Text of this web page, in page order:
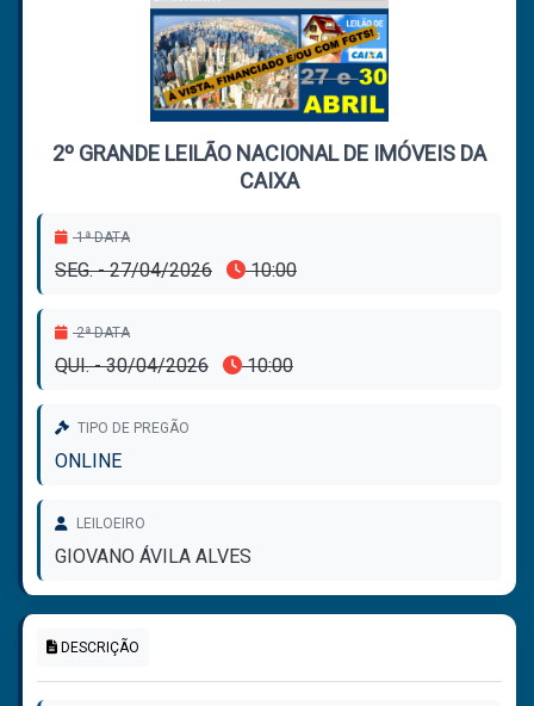
2º GRANDE LEILÃO NACIONAL DE IMÓVEIS DA
CAIXA
1ª DATA
SEG. - 27/04/2026 10:00
2ª DATA
QUI. - 30/04/2026 10:00
TIPO DE PREGÃO
ONLINE
LEILOEIRO
GIOVANO ÁVILA ALVES
DESCRIÇÃO